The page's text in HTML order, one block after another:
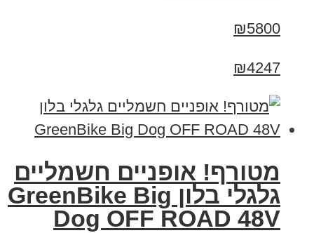
₪5800
₪4247
מטורף! אופניים חשמליים
גלגלי בלון GreenBike Big
Dog OFF ROAD 48V